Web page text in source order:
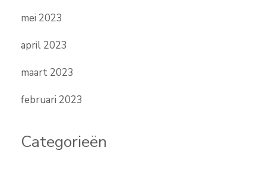
mei 2023
april 2023
maart 2023
februari 2023
Categorieën